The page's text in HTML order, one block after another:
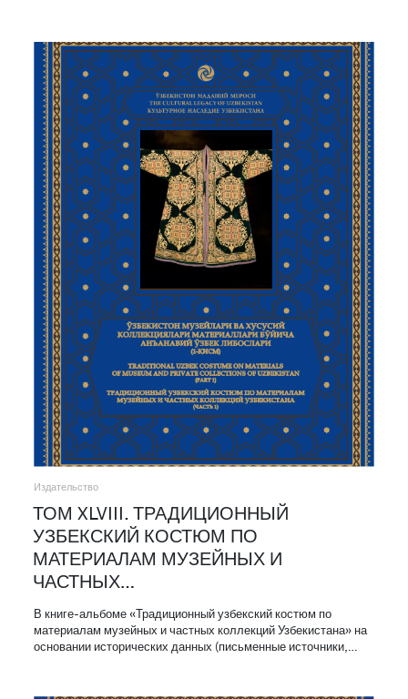
Издательство
ТОМ XLVIII. ТРАДИЦИОННЫЙ
УЗБЕКСКИЙ КОСТЮМ ПО
МАТЕРИАЛАМ МУЗЕЙНЫХ И
ЧАСТНЫХ…
В книге-альбоме «Традиционный узбекский костюм по
материалам музейных и частных коллекций Узбекистана» на
основании исторических данных (письменные источники,…